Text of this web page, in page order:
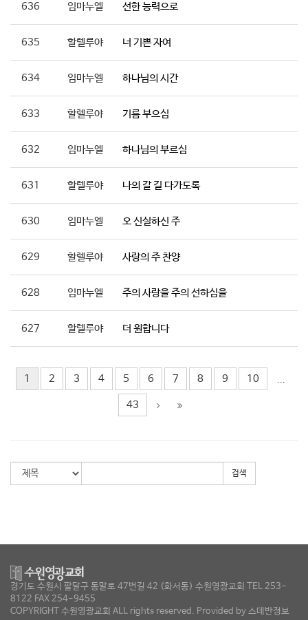
636 임마누엘 선한 능력으로
635 할렐루야 너 기쁜 자여
634 임마누엘 하나님의 시간
633 할렐루야 기름 부으심
632 임마누엘 하나님의 부르심
631 할렐루야 나의 갈 길 다가도록
630 임마누엘 오 신실하신 주
629 할렐루야 사랑의 주 찬양
628 임마누엘 주의 사랑을 주의 선하심을
627 할렐루야 더 원합니다
1 2 3 4 5 6 7 8 9 10 ...
43
검색
경기도 수원시 팔달구 동말로 47번길 42 (화서동) 수원영광교회 TEL 253-
8122 FAX 254-9455
COPYRIGHT 수원영광교회 ALL rights reserved. Provided by 스데반정보